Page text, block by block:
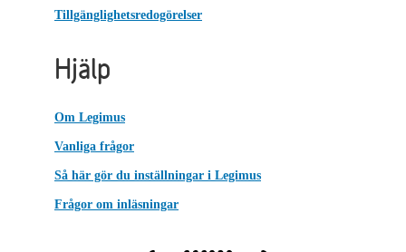
Tillgänglighetsredogörelser
Hjälp
Om Legimus
Vanliga frågor
Så här gör du inställningar i Legimus
Frågor om inläsningar